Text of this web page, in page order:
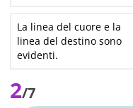
La linea del cuore e la
linea del destino sono
evidenti.
2/7